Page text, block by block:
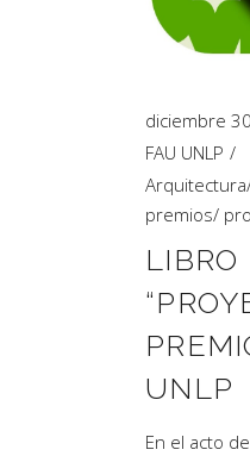
Artículos de
Actividades
diciembre
FAU UNLP
Arquitectura
premios/
LIBRO
UNLP
En el acto